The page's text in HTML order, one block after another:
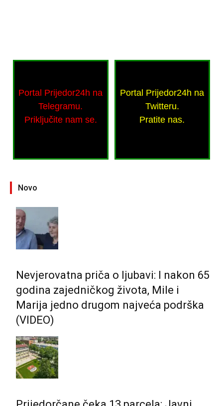
Portal Prijedor24h na
Telegramu.
Priključite nam se.
Portal Prijedor24h na
Twitteru.
Pratite nas.
Novo
Nevjerovatna priča o ljubavi: I nakon 65
godina zajedničkog života, Mile i
Marija jedno drugom najveća podrška
(VIDEO)